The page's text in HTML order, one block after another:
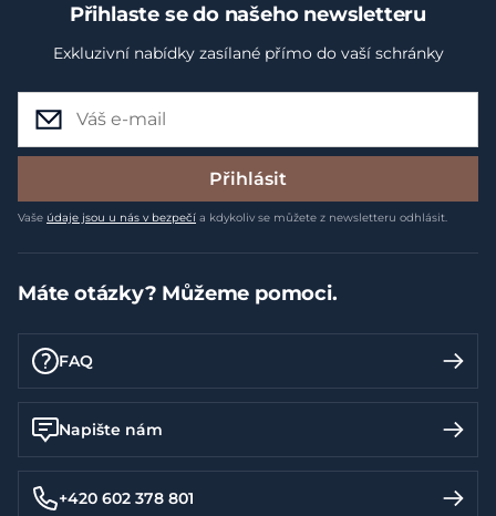
Přihlaste se do našeho newsletteru
Exkluzivní nabídky zasílané přímo do vaší schránky
Přihlásit
Vaše údaje jsou u nás v bezpečí a kdykoliv se můžete z newsletteru odhlásit.
Máte otázky? Můžeme pomoci.
FAQ
Napište nám
+420 602 378 801